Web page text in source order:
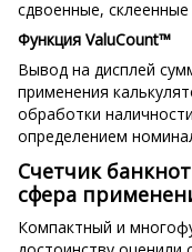
сдвоенные,
Функция ValuCount™
Вывод на дисплей
применения
обработки
определением
Счетчик
сфера
Компактный и